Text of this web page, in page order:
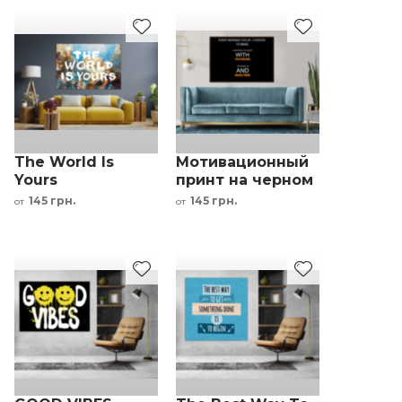
The World Is
Yours
мотивационная
от 145 грн.
Мотивационный
принт на черном
фоне печать на
от 145 грн.